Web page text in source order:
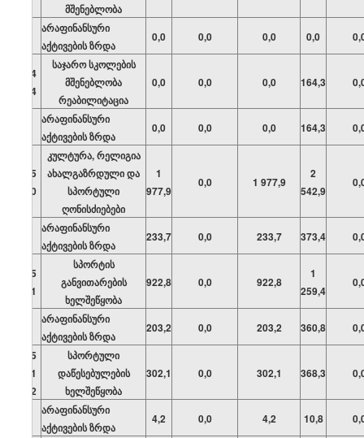
მშენებლობა
არაფინანსური
აქტივების ზრდა
0,0 0,0 0,0 0,0
04
04
საჯარო სკოლების
მშენებლობა
რეაბილიტაცია
0,0 0,0 0,0 164,3
არაფინანსური
აქტივების ზრდა
0,0 0,0 0,0 164,3
05
00
კულტურა, რელიგია
ახალგაზრდული და
სპორტული
ღონისძიებები
1
977,9
0,0 1 977,9
2
542,9
არაფინანსური
აქტივების ზრდა
233,7 0,0 233,7 373,4
05
01
სპორტის
განვითარების
ხელშეწყობა
922,8 0,0 922,8
1
259,4
არაფინანსური
აქტივების ზრდა
203,2 0,0 203,2 360,8
05
01
02
სპორტული
დაწესებულების
ხელშეწყობა
302,1 0,0 302,1 368,3
არაფინანსური
აქტივების ზრდა
4,2 0,0 4,2 10,8